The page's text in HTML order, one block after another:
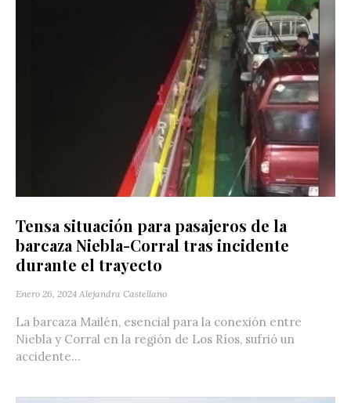
Tensa situación para pasajeros de la
barcaza Niebla-Corral tras incidente
durante el trayecto
Enero 26, 2024 Alejandra Castellano
La barcaza Mailén, esencial para la conexión entre
Niebla y Corral en la región de Los Ríos, sufrió un
accidente...